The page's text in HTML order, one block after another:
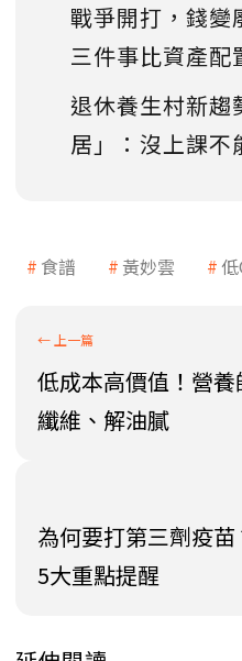
戰爭開打，錢變
三件事比資產配
退休養生村新趨
居」：沒上課不
食譜 黃妙雲 低
低成本高價值！營
纖維、解油膩
為何要打第三劑疫
5大重點提醒